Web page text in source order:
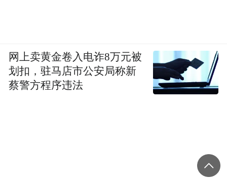
网上卖黄金卷入电诈8万元被
划扣，驻马店市公安局称新
蔡警方程序违法